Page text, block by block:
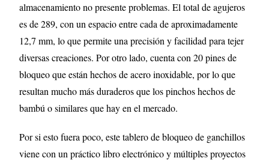
almacenamiento no presente problemas. El total de agujeros
es de 289, con un espacio entre cada de aproximadamente
12,7 mm, lo que permite una precisión y facilidad para tejer
diversas creaciones. Por otro lado, cuenta con 20 pines de
bloqueo que están hechos de acero inoxidable, por lo que
resultan mucho más duraderos que los pinchos hechos de
bambú o similares que hay en el mercado.
Por si esto fuera poco, este tablero de bloqueo de ganchillos
viene con un práctico libro electrónico y múltiples proyectos